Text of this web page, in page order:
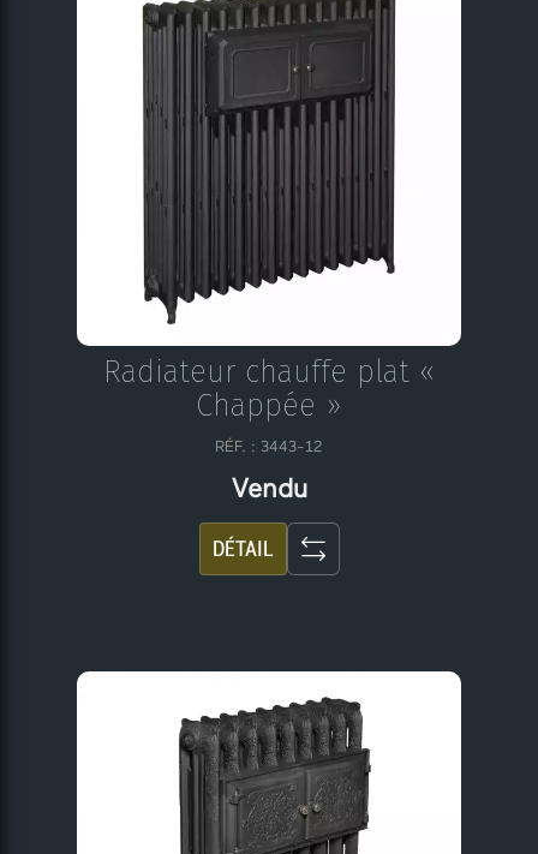
Radiateur chauffe plat «
Chappée »
RÉF. : 3443-12
Vendu
DÉTAIL